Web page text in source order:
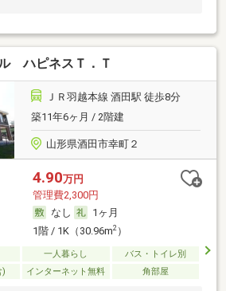
ハピネスＴ．Ｔ
ＪＲ羽越本線 酒田駅 徒歩8分
築11年6ヶ月 / 2階建
山形県酒田市幸町２
4.90万円
管理費2,300円
なし
1ヶ月
1階 / 1K（30.96m2）
一人暮らし
バス・トイレ別
)
インターネット無料 角部屋